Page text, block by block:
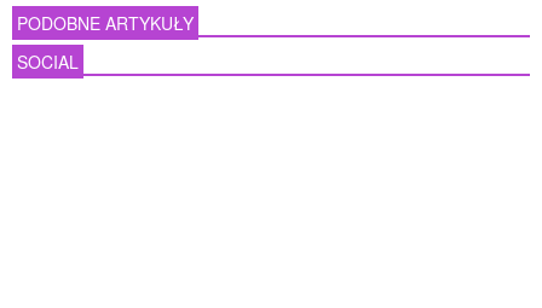
PODOBNE ARTYKUŁY
SOCIAL